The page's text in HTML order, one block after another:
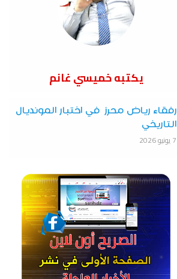
يكتبه خميسي غانم
رفقاء رياض محرز في اختبار المونديال
التاريخي
7 يونيو 2026